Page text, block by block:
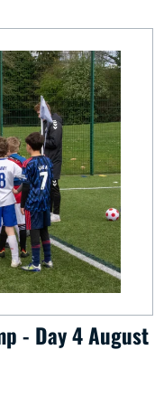
- Day 4 August